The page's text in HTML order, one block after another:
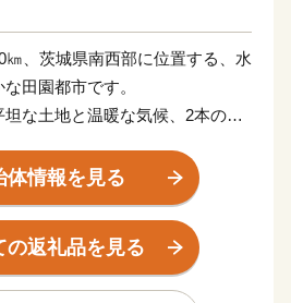
、茨城県南西部に位置する、水
田園都市です。
な土地と温暖な気候、2本の一
ています。
設等もあり、シティライフとスロ
とれた過ごしやすい街です。
体情報を見る
の返礼品を見る